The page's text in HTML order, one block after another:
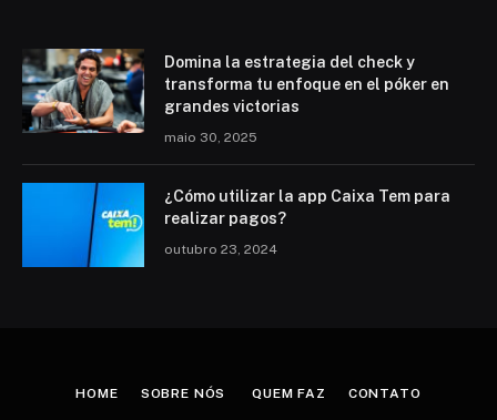
Domina la estrategia del check y
transforma tu enfoque en el póker en
grandes victorias
maio 30, 2025
¿Cómo utilizar la app Caixa Tem para
realizar pagos?
outubro 23, 2024
HOME SOBRE NÓS QUEM FAZ CONTATO